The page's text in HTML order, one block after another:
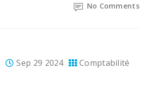
No Comments
Sep 29 2024 Comptabilité